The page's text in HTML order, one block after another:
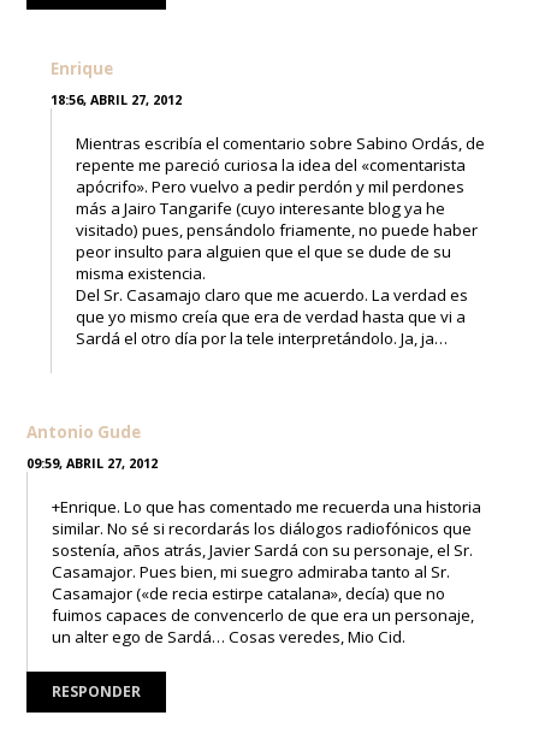
Enrique
18:56, ABRIL 27, 2012
Mientras escribía el comentario sobre Sabino Ordás, de
repente me pareció curiosa la idea del «comentarista
apócrifo». Pero vuelvo a pedir perdón y mil perdones
más a Jairo Tangarife (cuyo interesante blog ya he
visitado) pues, pensándolo friamente, no puede haber
peor insulto para alguien que el que se dude de su
misma existencia.
Del Sr. Casamajo claro que me acuerdo. La verdad es
que yo mismo creía que era de verdad hasta que vi a
Sardá el otro día por la tele interpretándolo. Ja, ja…
Antonio Gude
09:59, ABRIL 27, 2012
+Enrique. Lo que has comentado me recuerda una historia
similar. No sé si recordarás los diálogos radiofónicos que
sostenía, años atrás, Javier Sardá con su personaje, el Sr.
Casamajor. Pues bien, mi suegro admiraba tanto al Sr.
Casamajor («de recia estirpe catalana», decía) que no
fuimos capaces de convencerlo de que era un personaje,
un alter ego de Sardá… Cosas veredes, Mio Cid.
RESPONDER